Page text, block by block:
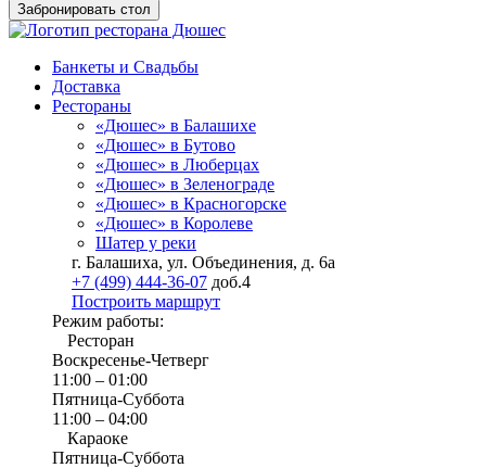
Забронировать стол
Банкеты и Свадьбы
Доставка
Рестораны
«Дюшес» в Балашихе
«Дюшес» в Бутово
«Дюшес» в Люберцах
«Дюшес» в Зеленограде
«Дюшес» в Красногорске
«Дюшес» в Королеве
Шатер у реки
г. Балашиха, ул. Объединения, д. 6а
+7 (499) 444-36-07 доб.4
Построить маршрут
Режим работы:
Ресторан
Воскресенье-Четверг
11:00 – 01:00
Пятница-Суббота
11:00 – 04:00
Караоке
Пятница-Суббота